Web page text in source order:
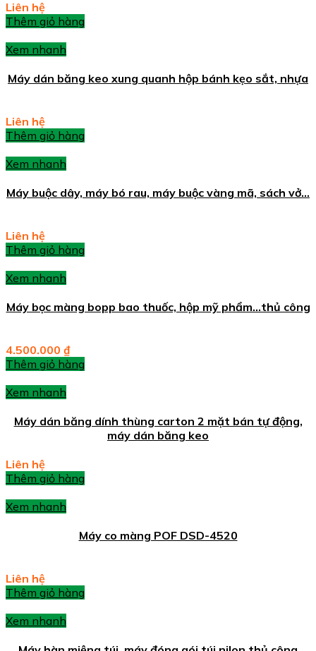
Liên hệ
Thêm giỏ hàng
Xem nhanh
Máy dán băng keo xung quanh hộp bánh kẹo sắt, nhựa
Liên hệ
Thêm giỏ hàng
Xem nhanh
Máy buộc dây, máy bó rau, máy buộc vàng mã, sách vở…
Liên hệ
Thêm giỏ hàng
Xem nhanh
Máy bọc màng bopp bao thuốc, hộp mỹ phẩm…thủ công
4.500.000 ₫
Thêm giỏ hàng
Xem nhanh
Máy dán băng dính thùng carton 2 mặt bán tự động,
máy dán băng keo
Liên hệ
Thêm giỏ hàng
Xem nhanh
Máy co màng POF DSD-4520
Liên hệ
Thêm giỏ hàng
Xem nhanh